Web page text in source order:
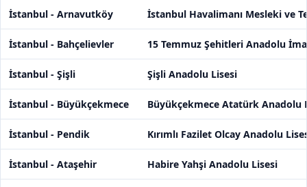
İstanbul - Arnavutköy İstanbul Havalimanı Mesleki ve
İstanbul - Bahçelievler 15 Temmuz Şehitleri Anadolu
İstanbul - Şişli Şişli Anadolu Lisesi
İstanbul - Büyükçekmece Büyükçekmece Atatürk Anadolu
İstanbul - Pendik Kırımlı Fazilet Olcay Anadolu
İstanbul - Ataşehir Habire Yahşi Anadolu Lisesi